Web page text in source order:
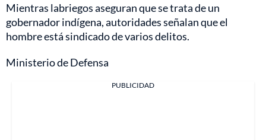
Mientras labriegos aseguran que se trata de un
gobernador indígena, autoridades señalan que el
hombre está sindicado de varios delitos.
Ministerio de Defensa
PUBLICIDAD